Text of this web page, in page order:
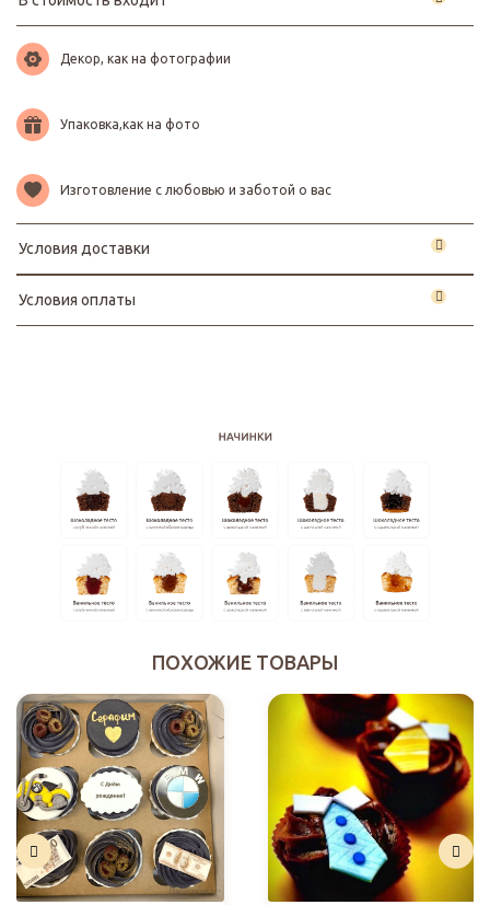
Декор, как на фотографии
Упаковка,как на фото
Изготовление с любовью и заботой о вас
Условия доставки
Условия оплаты
ПОХОЖИЕ ТОВАРЫ